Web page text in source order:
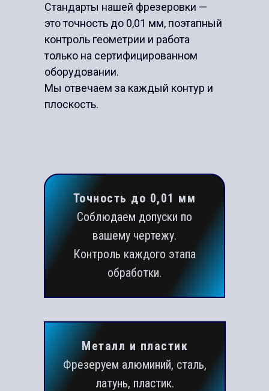
Стандарты нашей фрезеровки —
это точность до 0,01 мм, поэтапный
контроль геометрии и работа
только на сертифицированном
оборудовании.
Мы отвечаем за каждый контур и
плоскость.
Металл и пластик
Фрезеруем алюминий, сталь,
латунь, пластик.
Точность до 0,01 мм
Соблюдаем допуски по
вашему чертежу.
Контроль каждого этапа
обработки.